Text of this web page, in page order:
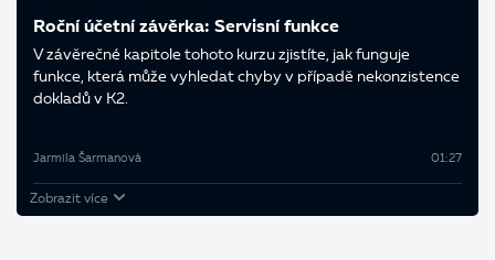
Roční účetní závěrka: Servisní funkce
V závěrečné kapitole tohoto kurzu zjistíte, jak funguje
funkce, která může vyhledat chyby v případě nekonzistence
dokladů v K2.
Jarmila Šarmanová 01:27
Zobrazit více